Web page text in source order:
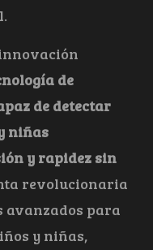
de
de detectar
niñas
y rapidez sin
revolucionaria
avanzados para
y niñas,